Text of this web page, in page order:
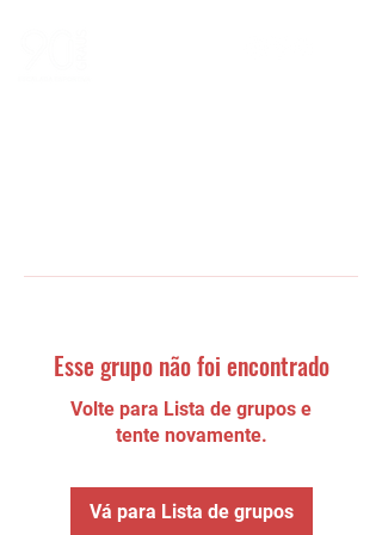
Esse grupo não foi encontrado
Volte para Lista de grupos e
tente novamente.
Vá para Lista de grupos